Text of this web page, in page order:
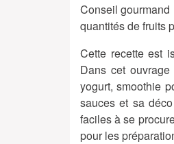
Conseil gourmand
quantités de fruits
Cette recette est
Dans cet
yogurt, smoothie
sauces et sa
faciles à se
pour les